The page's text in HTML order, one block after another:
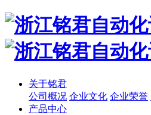
关于铭君
公司概况 企业文化 企业荣誉
产品中心